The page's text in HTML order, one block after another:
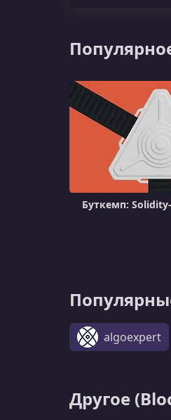
Буткемп:
algoexpert
Другоe